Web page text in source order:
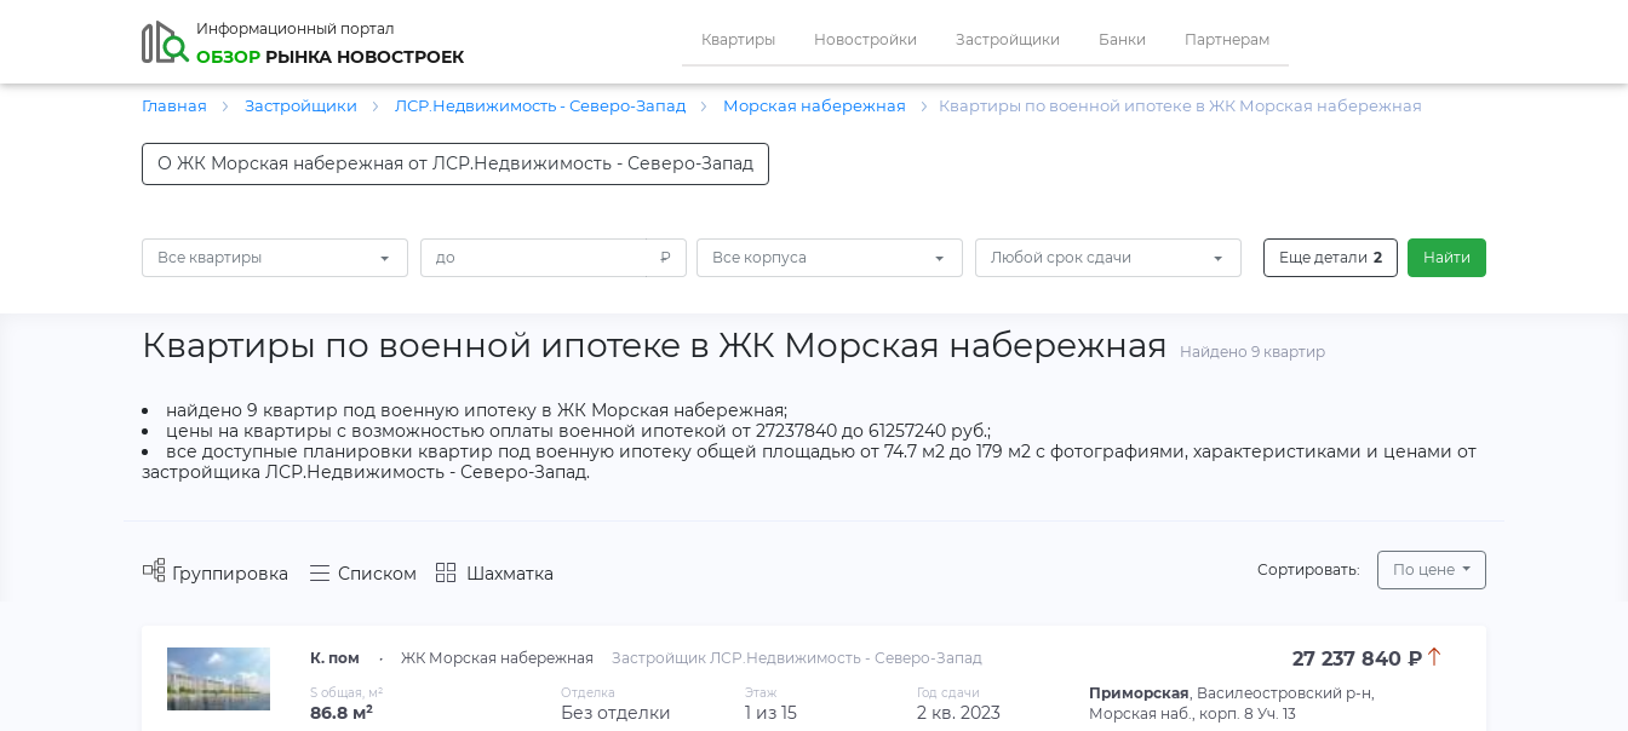
Информационный портал
ОБЗОР РЫНКА НОВОСТРОЕК
Квартиры Новостройки Застройщики Банки Партнерам
Главная Застройщики ЛСР.Недвижимость - Северо-Запад Морская набережная Квартиры по военной ипотеке в ЖК Морская набережная
О ЖК Морская набережная от ЛСР.Недвижимость - Северо-Запад
Все квартиры ₽ Все корпуса Любой срок сдачи Еще детали 2 Найти
Квартиры по военной ипотеке в ЖК Морская набережная Найдено 9 квартир
найдено 9 квартир под военную ипотеку в ЖК Морская набережная;
цены на квартиры с возможностью оплаты военной ипотекой от 27237840 до 61257240 руб.;
все доступные планировки квартир под военную ипотеку общей площадью от 74.7 м2 до 179 м2 с фотографиями, характеристиками и ценами от
застройщика ЛСР.Недвижимость - Северо-Запад.
Группировка Списком Шахматка Сортировать: По цене
К. пом • ЖК Морская набережная Застройщик ЛСР.Недвижимость - Северо-Запад 27 237 840 ₽
S общая, м²
86.8 м²
Отделка
Без отделки
Этаж
1 из 15
Год сдачи
2 кв. 2023
Приморская, Василеостровский р-н,
Морская наб., корп. 8 Уч. 13